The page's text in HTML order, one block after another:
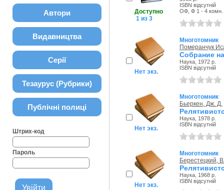
Автори
Видавництва
Серії
Тезаурус (Рубрики)
Публічні полиці
Штрих-код
Пароль
Доступно
1 из 3
ISBN відсутній
ОФ, Ф 1 - 4 комн.
Нет экз.
Многотомник
Померанчук
Собрание
Наука, 1972 р.
ISBN відсутній
Нет экз.
Многотомник
Бьеркен, Дж. Д.
Наука, 1978 р.
ISBN відсутній
Нет экз.
Многотомник
Берестецкий,
Наука, 1968 р.
ISBN відсутній